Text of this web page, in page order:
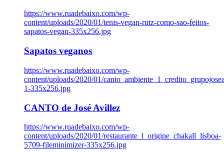
https://www.ruadebaixo.com/wp-
content/uploads/2020/01/tenis-vegan-rutz-como-sao-feitos-
sapatos-vegan-335x256.jpg
Sapatos veganos
https://www.ruadebaixo.com/wp-
content/uploads/2020/01/
1-335x256.jpg
CANTO de José Avillez
https://www.ruadebaixo.com/wp-
content/uploads/2020/01/restaurante_l_origine_chakall_lisboa-
5709-fileminimizer-335x256.jpg